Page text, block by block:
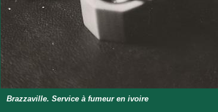
Brazzaville. Service à fumeur en ivoire